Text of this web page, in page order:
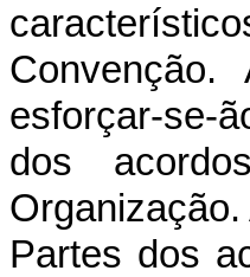
esforçar-se-
dos
Partes dos